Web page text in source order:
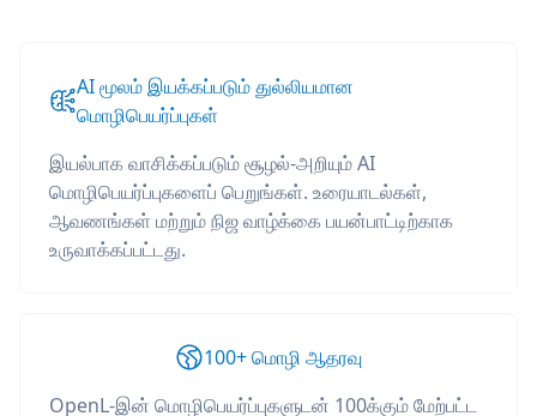
AI மூலம் இயக்கப்படும் துல்லியமான
மொழிபெயர்ப்புகள்
இயல்பாக வாசிக்கப்படும் சூழல்-அறியும் AI
மொழிபெயர்ப்புகளைப் பெறுங்கள். உரையாடல்கள்,
ஆவணங்கள் மற்றும் நிஜ வாழ்க்கை பயன்பாட்டிற்காக
உருவாக்கப்பட்டது.
100+ மொழி ஆதரவு
OpenL-இன் மொழிபெயர்ப்புகளுடன் 100க்கும் மேற்பட்ட